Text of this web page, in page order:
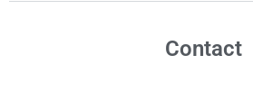
Contact